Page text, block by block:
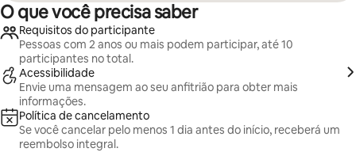
O que você precisa saber
Requisitos do participante
Pessoas com 2 anos ou mais podem participar, até 10
participantes no total.
Acessibilidade
Envie uma mensagem ao seu anfitrião para obter mais
informações.
Política de cancelamento
Se você cancelar pelo menos 1 dia antes do início, receberá um
reembolso integral.